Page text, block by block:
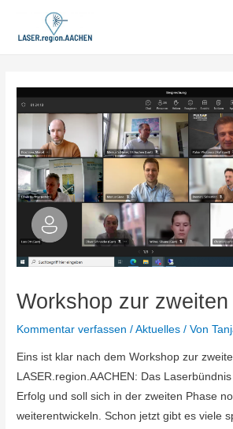
Workshop zur
Kommentar verfassen /Aktuelles / Von
Eins ist klar nach dem Workshop zur
LASER.region.AACHEN: Das
Erfolg und soll sich in der zweiten Phase
weiterentwickeln. Schon jetzt gibt es viele